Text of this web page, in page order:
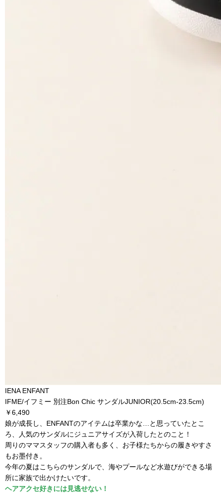
IENA ENFANT
IFME/イフミー 別注Bon Chic サンダルJUNIOR(20.5cm-23.5cm)
￥6,490
娘が成長し、ENFANTのアイテムは卒業かな…と思っていたとこ
ろ、人気のサンダルにジュニアサイズが入荷したとのこと！
周りのママスタッフの購入者も多く、お子様たちからの履きやすさ
もお墨付き。
今年の夏はこちらのサンダルで、海やプールなど水遊びができる場
所に家族で出かけたいです。
ヘアアクセ好きには見逃せない！